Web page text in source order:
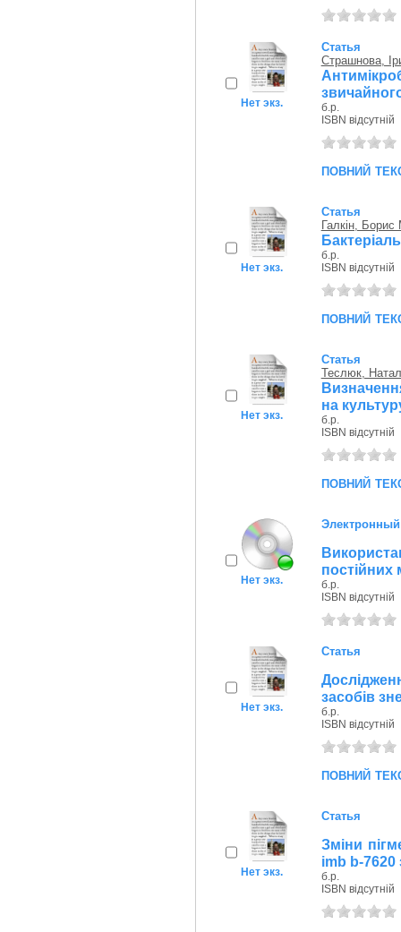
Нет экз.
Статья
Страшнова,
б.р.
ISBN відсутній
повний
Нет экз.
Статья
Галкін,
б.р.
ISBN відсутній
повний
Нет экз.
Статья
Теслюк,
на
б.р.
ISBN відсутній
повний
Нет экз.
Электронный
постійних
б.р.
ISBN відсутній
Нет экз.
Статья
засобів
б.р.
ISBN відсутній
повний
Нет экз.
Статья
Зміни
imb b-7620
б.р.
ISBN відсутній